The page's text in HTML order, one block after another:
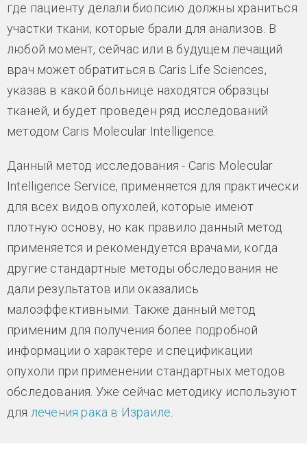
где пациенту делали биопсию должны храниться
участки ткани, которые брали для анализов. В
любой момент, сейчас или в будущем лечащий
врач может обратиться в Caris Life Sciences,
указав в какой больнице находятся образцы
тканей, и будет проведен ряд исследований
методом Caris Molecular Intelligence.
Данный метод исследования - Caris Molecular
Intelligence Service, применяется для практически
для всех видов опухолей, которые имеют
плотную основу, но как правило данный метод
применяется и рекомендуется врачами, когда
другие стандартные методы обследования не
дали результатов или оказались
малоэффективными. Также данный метод
применим для получения более подробной
информации о характере и спецификации
опухоли при применении стандартных методов
обследования. Уже сейчас методику используют
для лечения рака в Израиле